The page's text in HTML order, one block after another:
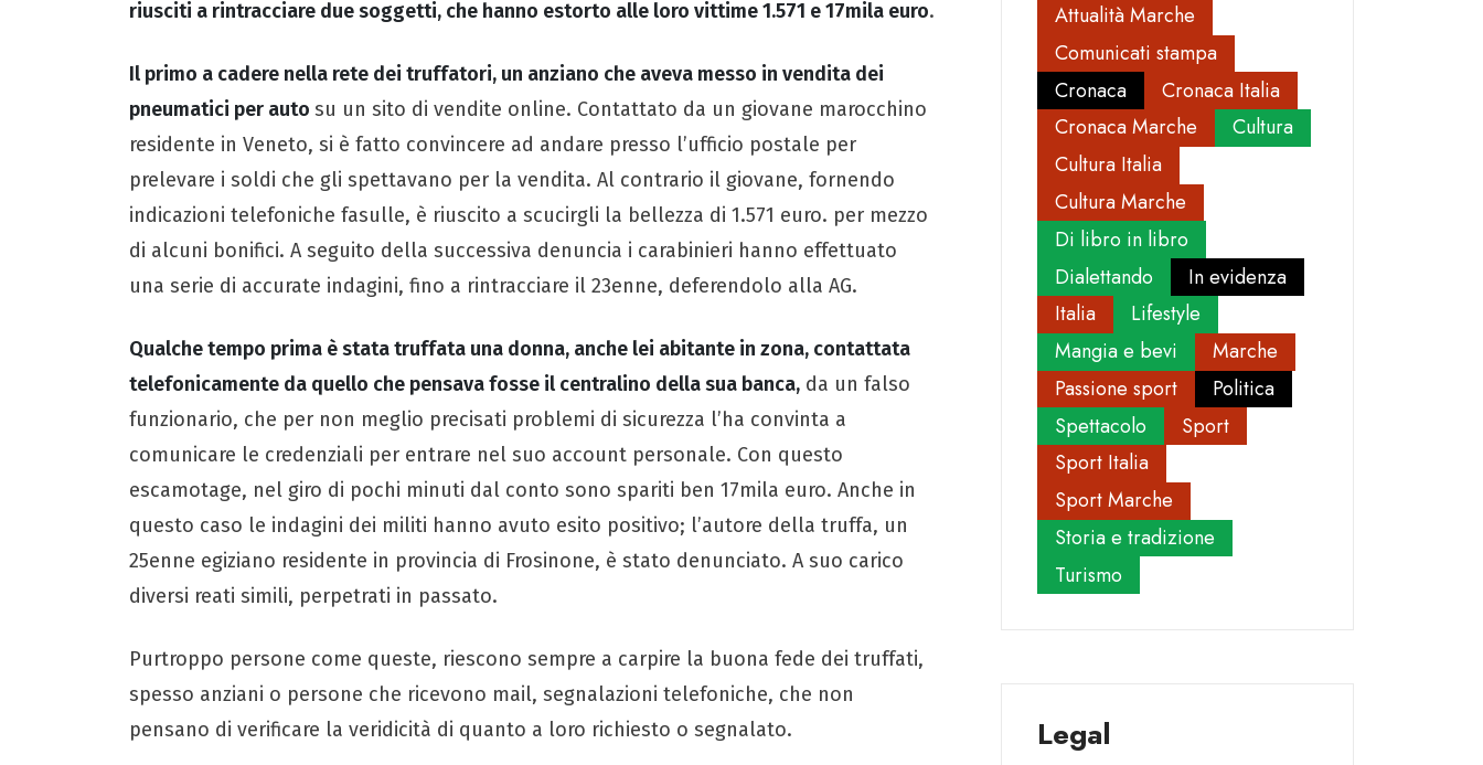
riusciti a rintracciare due soggetti, che hanno estorto alle loro vittime 1.571 e 17mila euro.
Il primo a cadere nella rete dei truffatori, un anziano che aveva messo in vendita dei
pneumatici per auto su un sito di vendite online. Contattato da un giovane marocchino
residente in Veneto, si è fatto convincere ad andare presso l’ufficio postale per
prelevare i soldi che gli spettavano per la vendita. Al contrario il giovane, fornendo
indicazioni telefoniche fasulle, è riuscito a scucirgli la bellezza di 1.571 euro. per mezzo
di alcuni bonifici. A seguito della successiva denuncia i carabinieri hanno effettuato
una serie di accurate indagini, fino a rintracciare il 23enne, deferendolo alla AG.
Qualche tempo prima è stata truffata una donna, anche lei abitante in zona, contattata
telefonicamente da quello che pensava fosse il centralino della sua banca, da un falso
funzionario, che per non meglio precisati problemi di sicurezza l’ha convinta a
comunicare le credenziali per entrare nel suo account personale. Con questo
escamotage, nel giro di pochi minuti dal conto sono spariti ben 17mila euro. Anche in
questo caso le indagini dei militi hanno avuto esito positivo; l’autore della truffa, un
25enne egiziano residente in provincia di Frosinone, è stato denunciato. A suo carico
diversi reati simili, perpetrati in passato.
Purtroppo persone come queste, riescono sempre a carpire la buona fede dei truffati,
spesso anziani o persone che ricevono mail, segnalazioni telefoniche, che non
pensano di verificare la veridicità di quanto a loro richiesto o segnalato.
Attualità Marche
Comunicati stampa
Cronaca
Cronaca Italia
Cronaca Marche
Cultura
Cultura Italia
Cultura Marche
Di libro in libro
Dialettando
In evidenza
Italia
Lifestyle
Mangia e bevi
Marche
Passione sport
Politica
Spettacolo
Sport
Sport Italia
Sport Marche
Storia e tradizione
Turismo
Legal